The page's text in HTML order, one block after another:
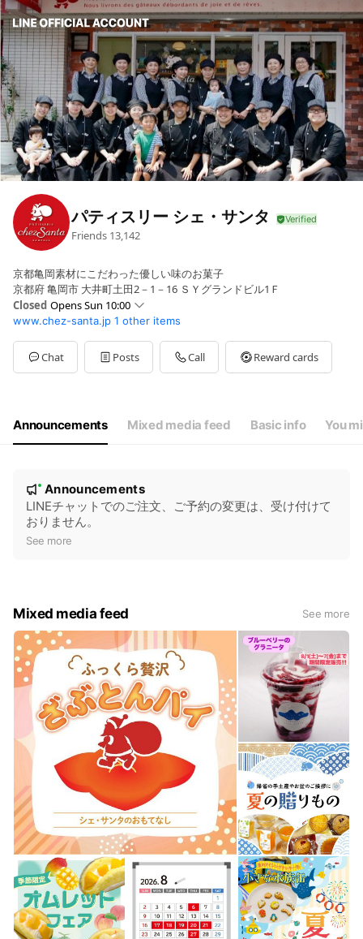
パティスリー シェ・サンタ
Friends 13,142
京都亀岡素材にこだわった優しい味のお菓子
京都府 亀岡市 大井町土田2－1－16 ＳＹグランドビル1Ｆ
Closed Opens Sun 10:00
Sun10:00 - 18:00
Mon10:00 - 18:00
Tue10:00 - 18:00
Wed10:00 - 18:00
定休日木曜日、営業時間10時～18時
www.chez-santa.jp 1 other items
Chat Posts Call Reward cards
Announcements Mixed media feed Basic info You
New
Announcements
LINEチャットでのご注文、ご予約の変更は、受け付けて
おりません。
See more
Mixed media feed See more